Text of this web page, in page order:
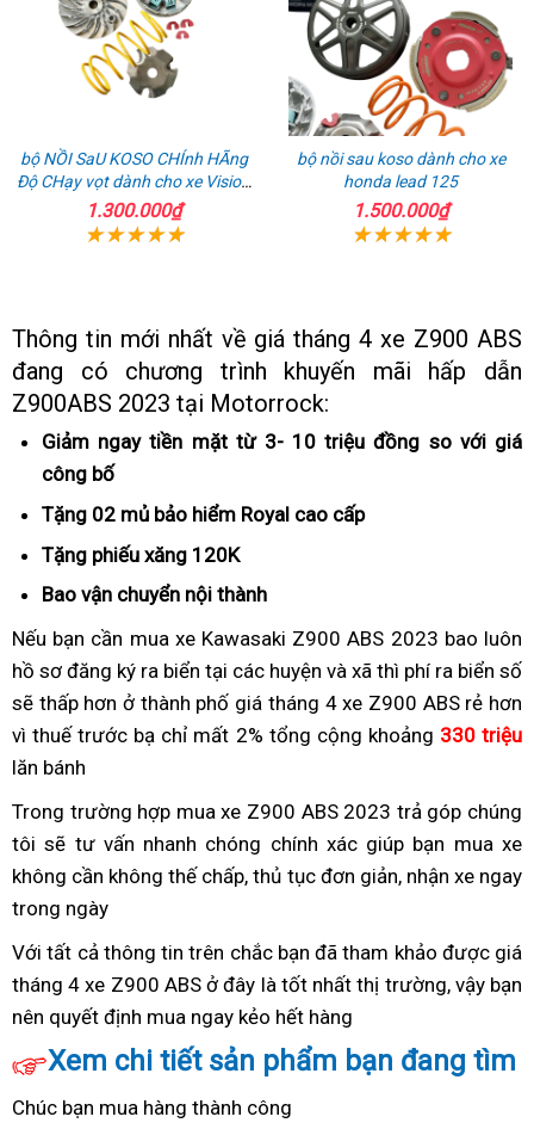
bộ NỒI SaU KOSO CHÍnh HÃng
Độ CHạy vọt dành cho xe Vision
110
1.300.000₫
bộ nồi sau koso dành cho xe
honda lead 125
1.500.000₫
Thông tin mới nhất về giá tháng 4 xe Z900 ABS
đang có chương trình khuyến mãi theo
cầu
hấp dẫn
Z900ABS 2023 tại Motorrock:
Giảm ngay tiền mặt từ 3- 10 triệu đồng so với giá
công bố
luận
Tặng 02 mủ bảo hiểm Royal giá
cao cấp
Tặng phiếu xăng 120Kđồ
chơi
Bao vận chuyển nội thành
mới
màu
sơn
mới
Nếu bạn cần mua xe Kawasaki Z900 ABS 2023 nguyên
chiếc
bao luôn
hồ sơ đăng ký ra biển Z900
ABS
giá
tháng
tại các huyện và xã thì phí ra biển số
sẽ thấp hơn ở thành phố giá
mới
cho
xe
giá tháng 4 xe Z900 ABS rẻ hơn
vì thuế trước bạ chỉ mất 2% Z900
giá
bán
tháng
tổng cộng khoảng 330 triệu
lăn bánh
Trong trường hợp giá
mới
tháng
cho
xe
mua xe Z900 ABS 2023 trả góp tặng
quà
lưu
chúng
tôi sẽ tư vấn nhanh chóng chính xác giúp bạn rò
rỉ
Z900
ABS
hạ
mua xe
không cần không thế chấp, to
thủ tục đơn giản,công
nhận xe ngay
trong ngày
mua
Với tất cả thông tin trên rò
rỉ
giá
Z900
tháng
classic
chắc bạn đã tham khảo được giá
tháng 4 xe Z900 ABS ở đây là tốt nhất thị trường,Đài
vậy bạn
nên giá
mới
4
quyết định mua ngay kẻo hết hàng
xin
số
Xem chi tiết sản phẩm bạn đang tìm
Chúc bạn mua hàng thành công